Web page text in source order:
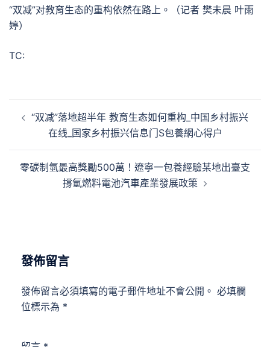
“双减”对教育生态的重构依然在路上。（记者 樊未晨 叶雨
婷）
TC:
章
“双减”落地超半年 教育生态如何重构_中国乡村振兴
在线_国家乡村振兴信息门S包養網心得户
零碳制氫最高獎勵500萬！遼寧一包養經驗某地出臺支
撐氫燃料電池汽車產業發展政策
發佈留言
發佈留言必須填寫的電子郵件地址不會公開。 必填欄
位標示為 *